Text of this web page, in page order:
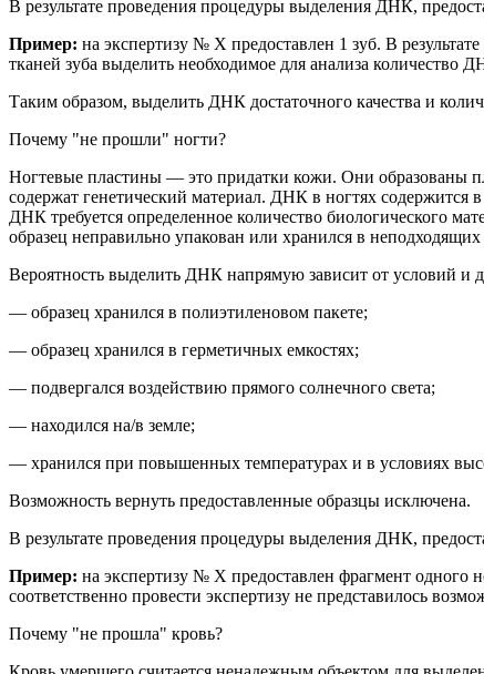
В результате проведения процедуры выделения ДНК,
Пример: на экспертизу № Х предоставлен 1 зуб. В результате
тканей зуба выделить необходимое для анализа
Таким образом, выделить ДНК достаточного качества и
Почему "не прошли" ногти?
Ногтевые пластины — это придатки кожи. Они образованы
содержат генетический материал. ДНК в ногтях содержится
ДНК требуется определенное количество биологического
образец неправильно упакован или хранился в
Вероятность выделить ДНК напрямую зависит от условий и
— образец хранился в полиэтиленовом пакете;
— образец хранился в герметичных емкостях;
— подвергался воздействию прямого солнечного света;
— находился на/в земле;
— хранился при повышенных температурах и в условиях
Возможность вернуть предоставленные образцы исключена.
В результате проведения процедуры выделения ДНК,
Пример: на экспертизу № Х предоставлен фрагмент одного
соответственно провести экспертизу не представилось
Почему "не прошла" кровь?